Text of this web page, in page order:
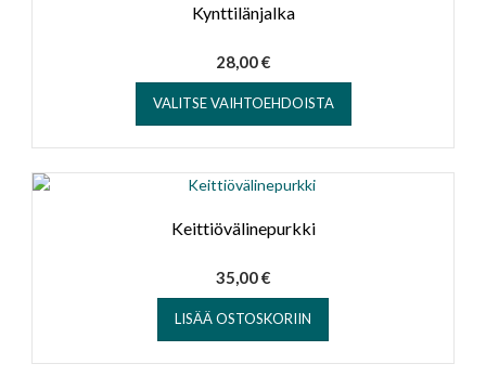
Kynttilänjalka
28,00€
VALITSE VAIHTOEHDOISTA
Tällä
on
useampi
muunnelma.
Keittiövälinepurkki
35,00€
LISÄÄ OSTOSKORIIN